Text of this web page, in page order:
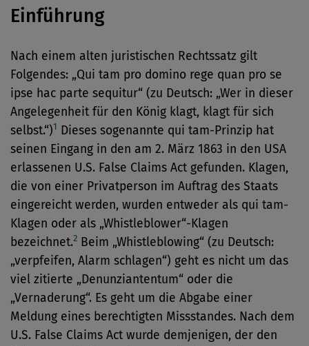
Einführung
Nach einem alten juristischen Rechtssatz gilt
Folgendes: „Qui tam pro domino rege quan pro se
ipse hac parte sequitur“ (zu Deutsch: „Wer in dieser
Angelegenheit für den König klagt, klagt für sich
selbst.“)1 Dieses sogenannte qui tam-Prinzip hat
seinen Eingang in den am 2. März 1863 in den USA
erlassenen U.S. False Claims Act gefunden. Klagen,
die von einer Privatperson im Auftrag des Staats
eingereicht werden, wurden entweder als qui tam-
Klagen oder als „Whistleblower“-Klagen
bezeichnet.2 Beim „Whistleblowing“ (zu Deutsch:
„verpfeifen, Alarm schlagen“) geht es nicht um das
viel zitierte „Denunziantentum“ oder die
„Vernaderung“. Es geht um die Abgabe einer
Meldung eines berechtigten Missstandes. Nach dem
U.S. False Claims Act wurde demjenigen, der den